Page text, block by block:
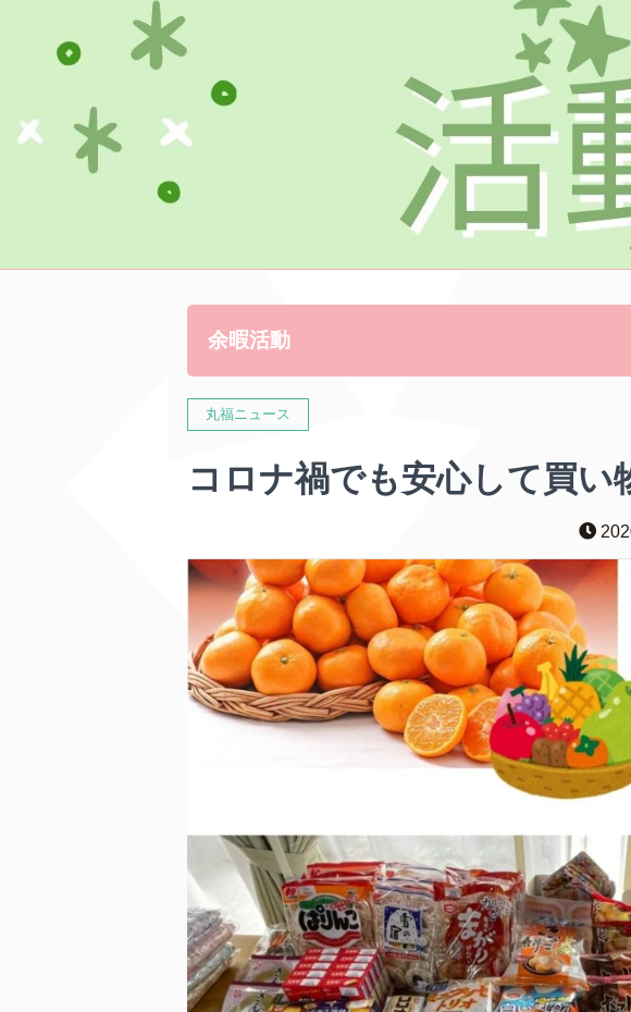
余暇活動
丸福ニュース
コロナ禍でも安心して買い